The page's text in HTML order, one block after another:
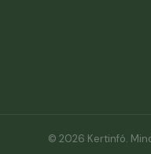
© 2026 Kertinfó.